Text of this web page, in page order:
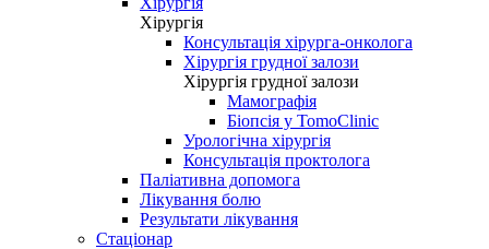
Хірургія
Консультація хірурга-онколога
Хірургія грудної залози
Хірургія грудної залози
Мамографія
Біопсія у TomoClinic
Урологічна хірургія
Консультація проктолога
Паліативна допомога
Лікування болю
Результати лікування
Стаціонар